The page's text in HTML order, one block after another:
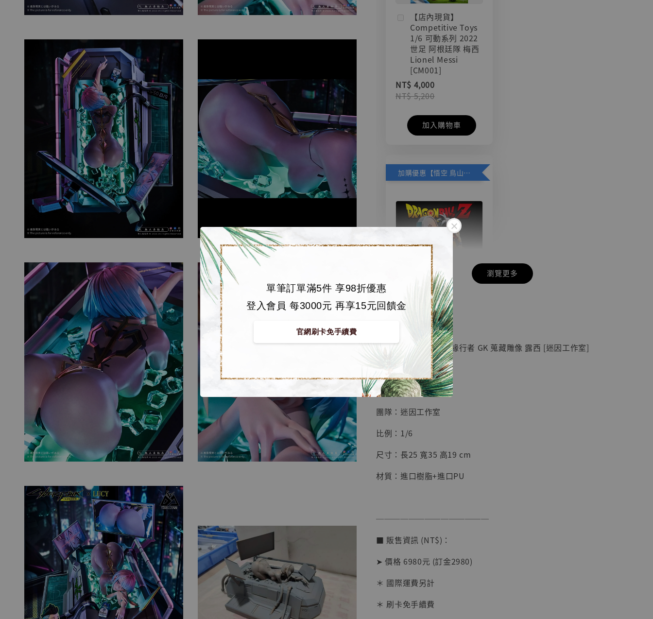
單筆訂單滿5件 享98折優惠
登入會員 每3000元 再享15元回饋金
官網刷卡免手續費
【店內現貨】
Competitive Toys
1/6 可動系列 2022
世足 阿根廷隊 梅西
Lionel Messi
[CM001]
NT$ 4,000
NT$ 5,200
加入購物車
加購優惠【悟空 鳥山明紀念款 [奇蹟工作室]】
【店內現貨】七龍珠
系列蒐藏雕像 悟空
鳥山明紀念款 [奇蹟
工作室]
NT$ 4,280
NT$ 5,580
- +
加入購物車
【店內現貨】海賊王
系列蒐藏雕像 布魯
克達摩 [7STARS
Studio]
瀏覽更多
🏝【無人島玩具】
【預購】電馭叛客 邊緣行者 GK 蒐藏雕像 露西 [迷因工作室]
■ 商品資訊：
團隊：迷因工作室
比例：1/6
尺寸：長25 寬35 高19 cm
材質：進口樹脂+進口PU
──────────────
■ 販售資訊 (NT$)：
➤ 價格 6980元 (訂金2980)
＊ 國際運費另計
＊ 刷卡免手續費